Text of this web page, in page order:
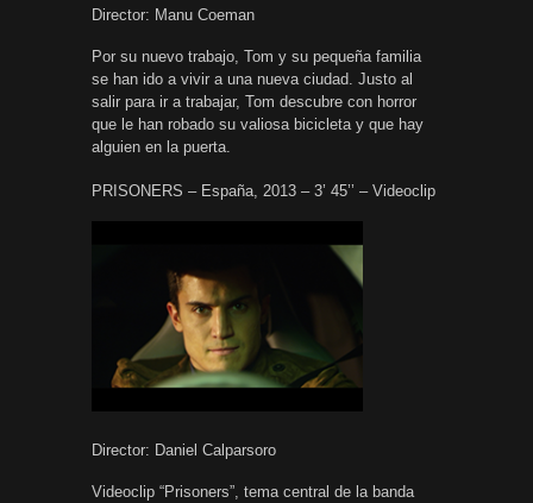
Director: Manu Coeman
Por su nuevo trabajo, Tom y su pequeña familia
se han ido a vivir a una nueva ciudad. Justo al
salir para ir a trabajar, Tom descubre con horror
que le han robado su valiosa bicicleta y que hay
alguien en la puerta.
PRISONERS – España, 2013 – 3’ 45’’ – Videoclip
Director: Daniel Calparsoro
Videoclip “Prisoners”, tema central de la banda